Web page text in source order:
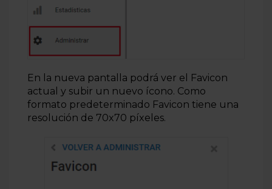
En la nueva pantalla podrá ver el Favicon
actual y subir un nuevo ícono. Como
formato predeterminado Favicon tiene una
resolución de 70x70 píxeles.